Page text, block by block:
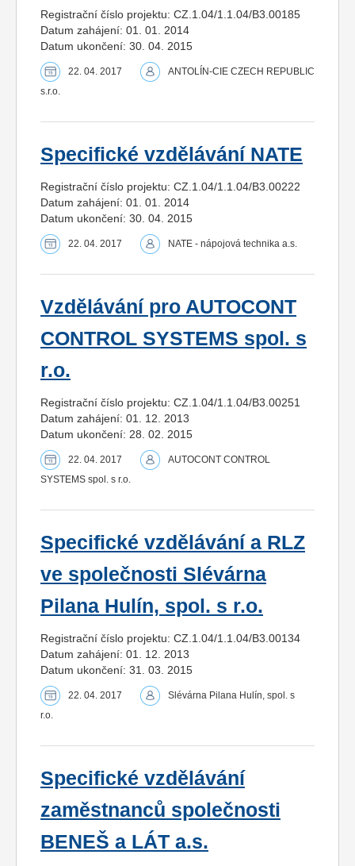
Registrační číslo projektu: CZ.1.04/1.1.04/B3.00185
Datum zahájení: 01. 01. 2014
Datum ukončení: 30. 04. 2015
22. 04. 2017
ANTOLÍN-CIE CZECH REPUBLIC
s.r.o.
Specifické vzdělávání NATE
Registrační číslo projektu: CZ.1.04/1.1.04/B3.00222
Datum zahájení: 01. 01. 2014
Datum ukončení: 30. 04. 2015
22. 04. 2017 NATE - nápojová technika a.s.
Vzdělávání pro AUTOCONT
CONTROL SYSTEMS spol. s
r.o.
Registrační číslo projektu: CZ.1.04/1.1.04/B3.00251
Datum zahájení: 01. 12. 2013
Datum ukončení: 28. 02. 2015
22. 04. 2017
AUTOCONT CONTROL
SYSTEMS spol. s r.o.
Specifické vzdělávání a RLZ
ve společnosti Slévárna
Pilana Hulín, spol. s r.o.
Registrační číslo projektu: CZ.1.04/1.1.04/B3.00134
Datum zahájení: 01. 12. 2013
Datum ukončení: 31. 03. 2015
22. 04. 2017
Slévárna Pilana Hulín, spol. s
r.o.
Specifické vzdělávání
zaměstnanců společnosti
BENEŠ a LÁT a.s.